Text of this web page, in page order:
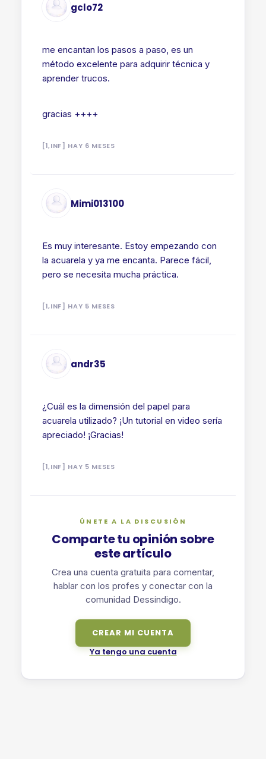
gclo72
me encantan los pasos a paso, es un
método excelente para adquirir técnica y
aprender trucos.
gracias ++++
[1,INF] HAY 6 MESES
Mimi013100
Es muy interesante. Estoy empezando con
la acuarela y ya me encanta. Parece fácil,
pero se necesita mucha práctica.
[1,INF] HAY 5 MESES
andr35
¿Cuál es la dimensión del papel para
acuarela utilizado? ¡Un tutorial en video sería
apreciado! ¡Gracias!
[1,INF] HAY 5 MESES
ÚNETE A LA DISCUSIÓN
Comparte tu opinión sobre
este artículo
Crea una cuenta gratuita para comentar,
hablar con los profes y conectar con la
comunidad Dessindigo.
CREAR MI CUENTA
Ya tengo una cuenta